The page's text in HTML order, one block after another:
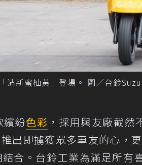
清新蜜柚黃」登場。 圖／台鈴
繽紛色彩 ，採用與友廠截
出即擄獲眾多車友的心，
合。台鈴工業為滿足所有